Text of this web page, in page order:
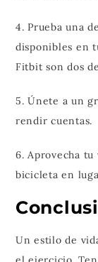
4. Prueba una
disponibles en
Fitbit son dos
5. Únete a un
rendir cuentas.
6. Aprovecha
bicicleta en
Un estilo de